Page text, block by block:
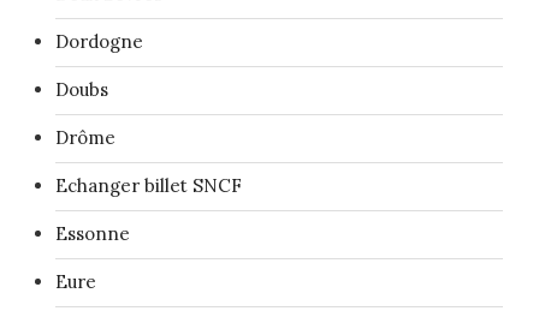
Dordogne
Doubs
Drôme
Echanger billet SNCF
Essonne
Eure